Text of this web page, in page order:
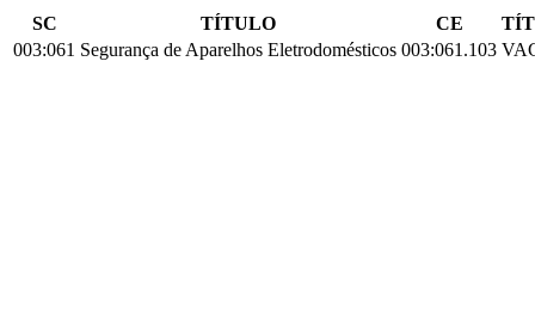
SC TÍTULO CE
003:061 Segurança de Aparelhos Eletrodomésticos 003:061.103